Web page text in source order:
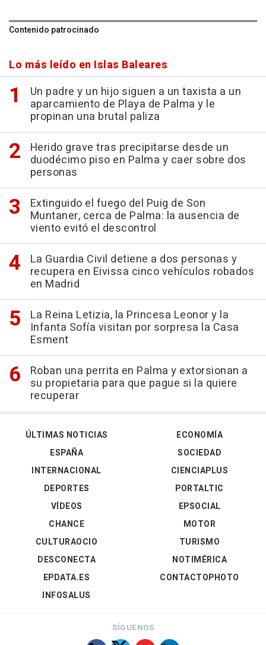
Contenido patrocinado
Lo más leído en Islas Baleares
Un padre y un hijo siguen a un taxista a un
aparcamiento de Playa de Palma y le
propinan una brutal paliza
Herido grave tras precipitarse desde un
duodécimo piso en Palma y caer sobre dos
personas
Extinguido el fuego del Puig de Son
Muntaner, cerca de Palma: la ausencia de
viento evitó el descontrol
La Guardia Civil detiene a dos personas y
recupera en Eivissa cinco vehículos robados
en Madrid
La Reina Letizia, la Princesa Leonor y la
Infanta Sofía visitan por sorpresa la Casa
Esment
Roban una perrita en Palma y extorsionan a
su propietaria para que pague si la quiere
recuperar
ÚLTIMAS NOTICIAS
ESPAÑA
INTERNACIONAL
DEPORTES
VÍDEOS
ECONOMÍA
SOCIEDAD
CIENCIAPLUS
PORTALTIC
EPSOCIAL
CHANCE
CULTURAOCIO
DESCONECTA
EPDATA.ES
INFOSALUS
MOTOR
TURISMO
NOTIMÉRICA
CONTACTOPHOTO
SÍGUENOS